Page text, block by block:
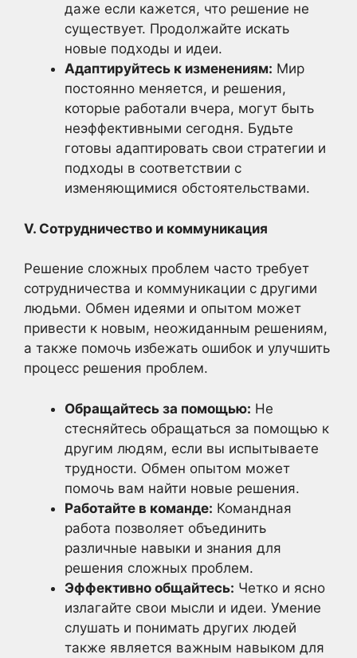
даже если кажется, что решение не
существует. Продолжайте искать
новые подходы и идеи.
Адаптируйтесь к изменениям: Мир
постоянно меняется, и решения,
которые работали вчера, могут быть
неэффективными сегодня. Будьте
готовы адаптировать свои стратегии и
подходы в соответствии с
изменяющимися обстоятельствами.
V. Сотрудничество и коммуникация
Решение сложных проблем часто требует
сотрудничества и коммуникации с другими
людьми. Обмен идеями и опытом может
привести к новым, неожиданным решениям,
а также помочь избежать ошибок и улучшить
процесс решения проблем.
Обращайтесь за помощью: Не
стесняйтесь обращаться за помощью к
другим людям, если вы испытываете
трудности. Обмен опытом может
помочь вам найти новые решения.
Работайте в команде: Командная
работа позволяет объединить
различные навыки и знания для
решения сложных проблем.
Эффективно общайтесь: Четко и ясно
излагайте свои мысли и идеи. Умение
слушать и понимать других людей
также является важным навыком для